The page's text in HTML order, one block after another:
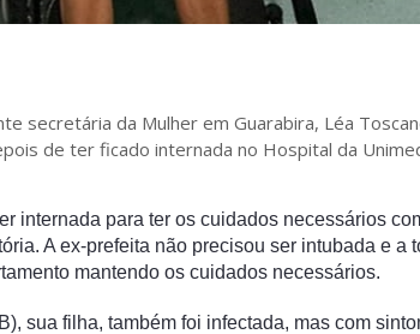
secretária da Mulher em Guarabira, Léa
de ter ficado internada no Hospital da
internada para ter os cuidados necessários
A ex-prefeita não precisou ser intubada e a
mantendo os cuidados necessários.
sua filha, também foi infectada, mas com